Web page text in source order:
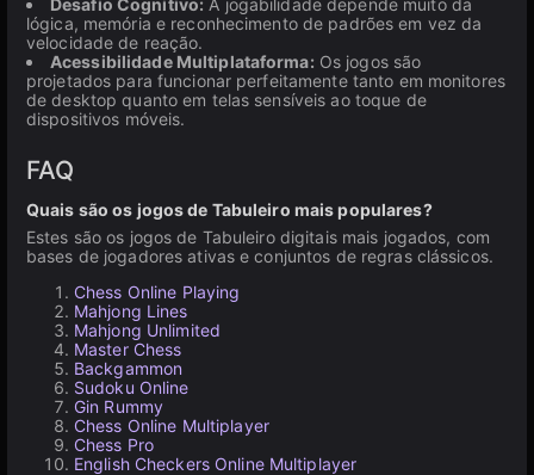
Desafio Cognitivo: A jogabilidade depende muito da
lógica, memória e reconhecimento de padrões em vez da
velocidade de reação.
Acessibilidade Multiplataforma: Os jogos são
projetados para funcionar perfeitamente tanto em monitores
de desktop quanto em telas sensíveis ao toque de
dispositivos móveis.
FAQ
Quais são os jogos de Tabuleiro mais populares?
Estes são os jogos de Tabuleiro digitais mais jogados, com
bases de jogadores ativas e conjuntos de regras clássicos.
Chess Online Playing
Mahjong Lines
Mahjong Unlimited
Master Chess
Backgammon
Sudoku Online
Gin Rummy
Chess Online Multiplayer
Chess Pro
English Checkers Online Multiplayer